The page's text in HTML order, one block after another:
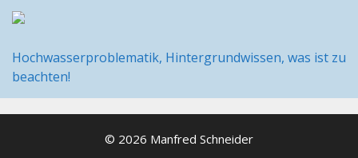
Hochwasserproblematik, Hintergrundwissen, was ist zu
beachten!
© 2026 Manfred Schneider